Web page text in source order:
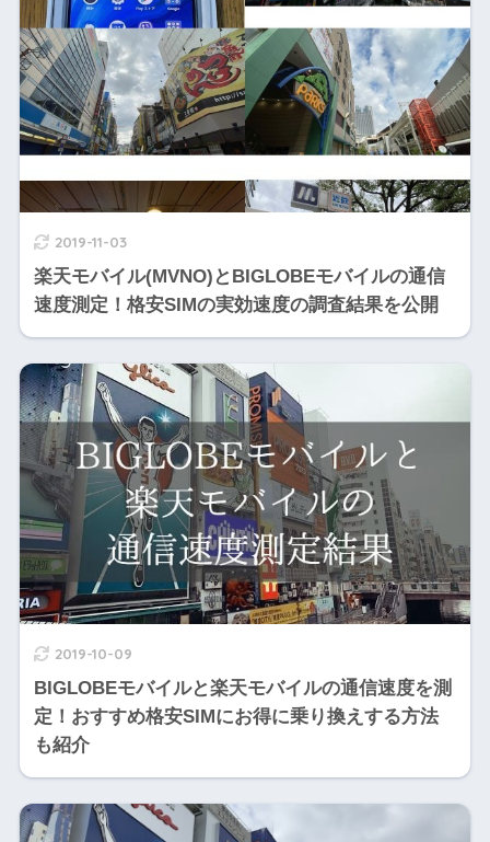
2019-11-03
楽天モバイル(MVNO)とBIGLOBEモバイルの通信
速度測定！格安SIMの実効速度の調査結果を公開
2019-10-09
BIGLOBEモバイルと楽天モバイルの通信速度を測
定！おすすめ格安SIMにお得に乗り換えする方法
も紹介